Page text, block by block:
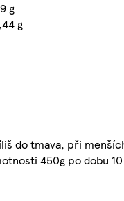
g
g
do tmava, při
450g po dobu